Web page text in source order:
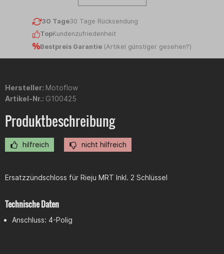
30 Tage30 Tage Rücksendung
TopKundenzufriedenheit
Bestpreis Garantie (Artikel günstiger gesehen?)
Hersteller: Motoflow
Artikel-Nr.: G100425
Produktbeschreibung
hilfreich nicht hilfreich
Ersatzzündschloss für Rieju MRT Inkl. 2 Schlüssel
Technische Daten
Anschluss: 4-Polig